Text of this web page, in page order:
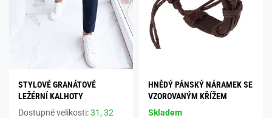
STYLOVÉ GRANÁTOVÉ
LEŽÉRNÍ KALHOTY
Dostupné velikosti:31,32
HNĚDÝ PÁNSKÝ NÁRAMEK SE
VZOROVANÝM KŘÍŽEM
Skladem